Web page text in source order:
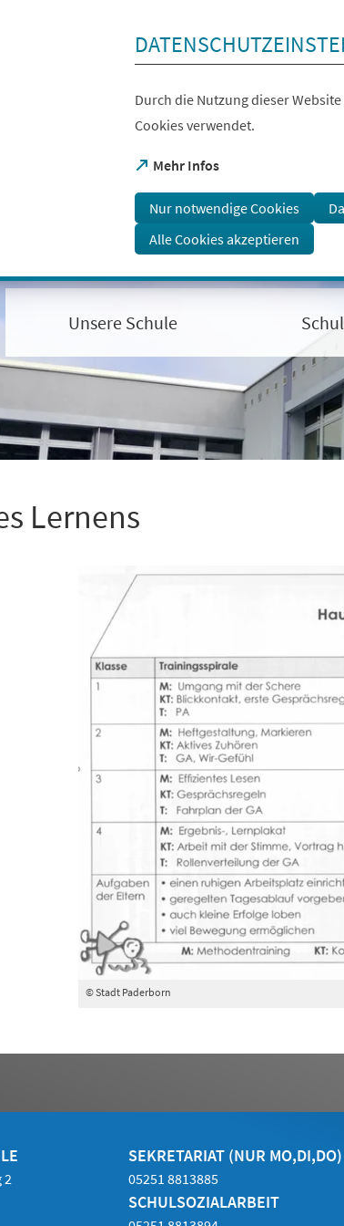
Durch die Nutzung dieser
Cookies verwendet.
Mehr Infos
(Öffnet
einem
neuen
Tab)
Nur notwendige Cookies
Alle Cookies akzeptieren
Unsere Schule
Lernens
© Stadt Paderborn
2
SEKRETARIAT (NUR MO,DI,DO)
05251 8813885
SCHULSOZIALARBEIT